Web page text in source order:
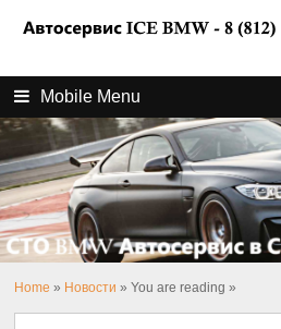
Mobile Menu
Home » Новости » You are reading »